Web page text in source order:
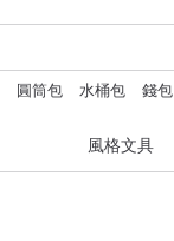
圓筒包 水桶包 錢包
風格文具